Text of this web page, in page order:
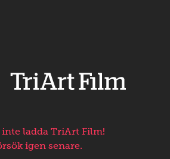
inte ladda TriArt Film!
igen senare.